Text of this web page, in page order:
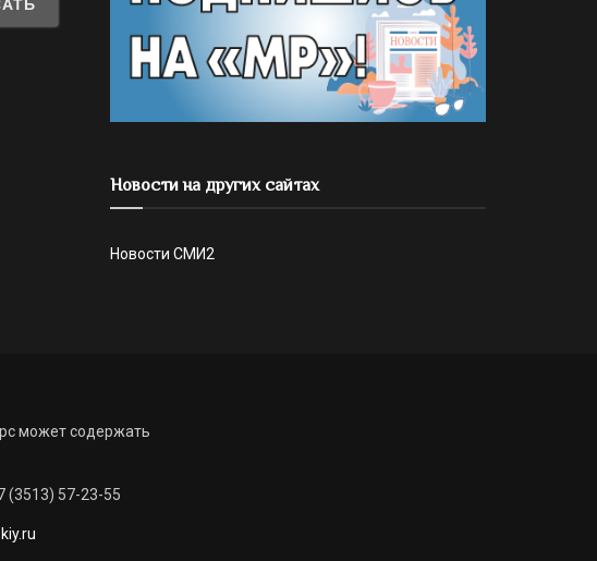
Новости на других сайтах
Новости СМИ2
может содержать
(3513) 57-23-55